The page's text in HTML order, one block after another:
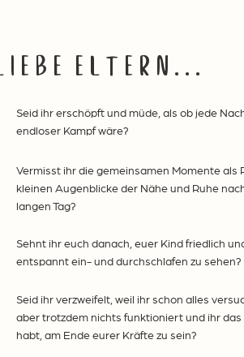
ELTERN...
Seid ihr erschöpft und müde, als ob jede
endloser Kampf wäre?
Vermisst ihr die gemeinsamen Momente als
kleinen Augenblicke der Nähe und Ruhe
langen Tag?
Sehnt ihr euch danach, euer Kind friedlich
entspannt ein- und durchschlafen zu sehen?
Seid ihr verzweifelt, weil ihr schon alles
aber trotzdem nichts funktioniert und ihr das
habt, am Ende eurer Kräfte zu sein?